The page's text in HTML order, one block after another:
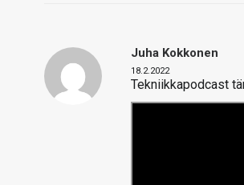
Juha Kokkonen
18.2.2022
Tekniikkapodcast